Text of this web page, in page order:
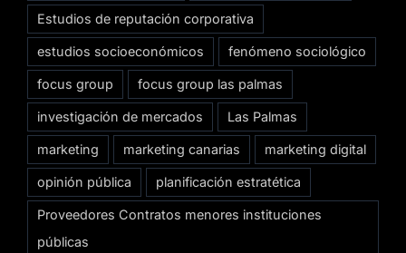
Estudios de reputación corporativa
estudios socioeconómicos fenómeno sociológico
focus group focus group las palmas
investigación de mercados Las Palmas
marketing marketing canarias marketing digital
opinión pública planificación estratética
Proveedores Contratos menores instituciones
públicas